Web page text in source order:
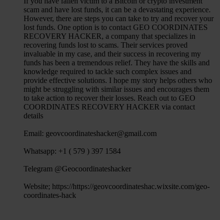
análisis web, quienes pueden combinarla con otra
haya proporcionado o que hayan recopilado a partir del uso
hecho de sus servicios.
scam and have lost funds, it can be a devastating experience.
However, there are steps you can take to try and recover your
lost funds. One option is to contact GEO COORDINATES
RECOVERY HACKER, a company that specializes in
recovering funds lost to scams. Their services proved
invaluable in my case, and their success in recovering my
funds has been a tremendous relief. They have the skills and
knowledge required to tackle such complex issues and
provide effective solutions. I hope my story helps others who
might be struggling with similar issues and encourages them
to take action to recover their losses. Reach out to GEO
COORDINATES RECOVERY HACKER via contact
details
Email: geovcoordinateshacker@gmail.com
Whatsapp: +1 ( 579 ) 397 1584
Telegram @Geocoordinateshacker
Website; https://https://geovcoordinateshac.wixsite.com/geo-
coordinates-hack